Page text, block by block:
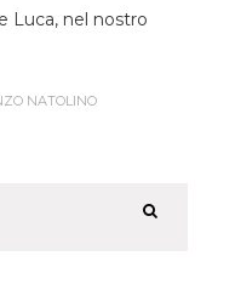
Luca, nel nostro
NATOLINO